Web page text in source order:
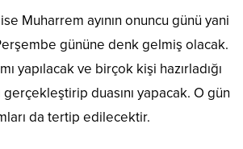
ise Muharrem ayının onuncu günü yani
gününe denk gelmiş olacak.
yapılacak ve birçok kişi hazırladığı
gerçekleştirip duasını yapacak. O gün
da tertip edilecektir.